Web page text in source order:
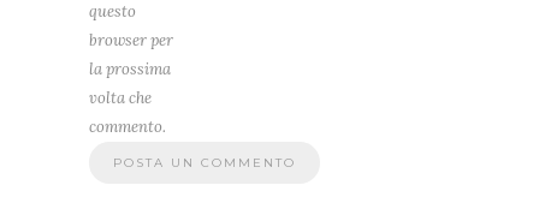
questo
browser per
la prossima
volta che
commento.